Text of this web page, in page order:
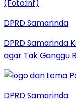
DPRD Samarinda
DPRD Samarinda
agar Tak Ganggu
DPRD Samarinda